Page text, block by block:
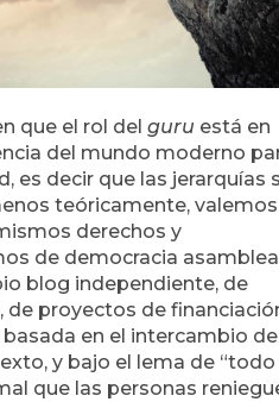
que el rol del guru está en
del mundo moderno
es decir que las jerarquías
teóricamente,
derechos y
de democracia
blog independiente, de
de proyectos de
en el intercambio de
y bajo el lema de
que las personas